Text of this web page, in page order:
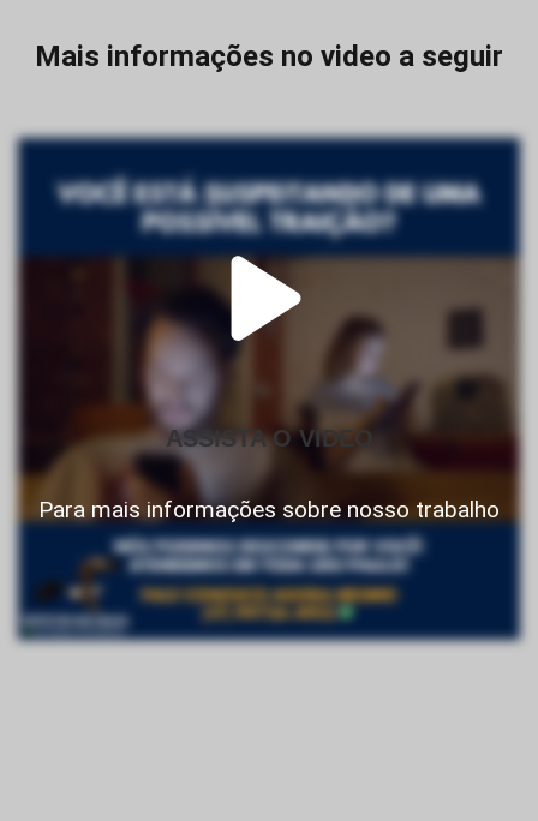
Mais informações no video a seguir
ASSISTA O VIDEO
Para mais informações sobre nosso trabalho